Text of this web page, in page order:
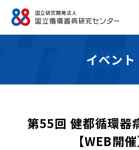
イベント
第55回 健都循環器
【WEB開催